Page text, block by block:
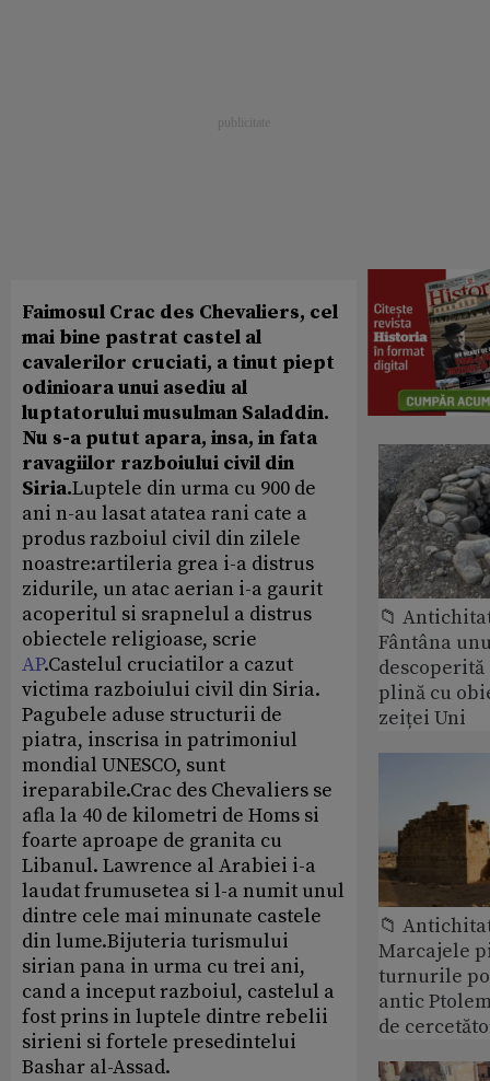
Faimosul Crac des Chevaliers, cel
mai bine pastrat castel al
cavalerilor cruciati, a tinut piept
odinioara unui asediu al
luptatorului musulman Saladdin.
Nu s-a putut apara, insa, in fata
ravagiilor razboiului civil din
Siria.Luptele din urma cu 900 de
ani n-au lasat atatea rani cate a
produs razboiul civil din zilele
noastre:artileria grea i-a distrus
zidurile, un atac aerian i-a gaurit
acoperitul si srapnelul a distrus
obiectele religioase, scrie
AP.Castelul cruciatilor a cazut
victima razboiului civil din Siria.
Pagubele aduse structurii de
piatra, inscrisa in patrimoniul
mondial UNESCO, sunt
ireparabile.Crac des Chevaliers se
afla la 40 de kilometri de Homs si
foarte aproape de granita cu
Libanul. Lawrence al Arabiei i-a
laudat frumusetea si l-a numit unul
dintre cele mai minunate castele
din lume.Bijuteria turismului
sirian pana in urma cu trei ani,
cand a inceput razboiul, castelul a
fost prins in luptele dintre rebelii
sirieni si fortele presedintelui
Bashar al-Assad.
📁
Fântâna
plină cu
zeiței Uni
📁
Marcajele
turnurile
antic
de